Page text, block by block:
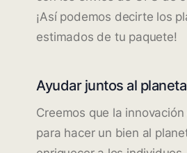
¡Así podemos decirte los
estimados de tu paquete!
Ayudar juntos al planeta
Creemos que la
para hacer un bien al